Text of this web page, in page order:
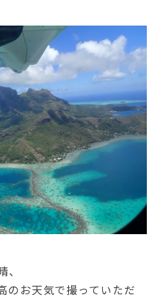
、
のお天気で撮っていただ